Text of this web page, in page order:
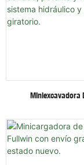
Miniexcavadora
Cerrada, Potente
Sistema Hidráulico
Giratorio.